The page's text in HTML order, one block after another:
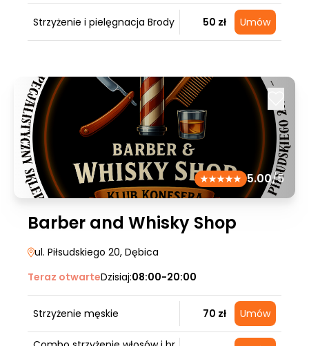
Strzyżenie i pielęgnacja Brody 50 zł Umów
5.00/5
Barber and Whisky Shop
ul. Piłsudskiego 20, Dębica
Teraz otwarteDzisiaj:08:00-20:00
Strzyżenie męskie 70 zł Umów